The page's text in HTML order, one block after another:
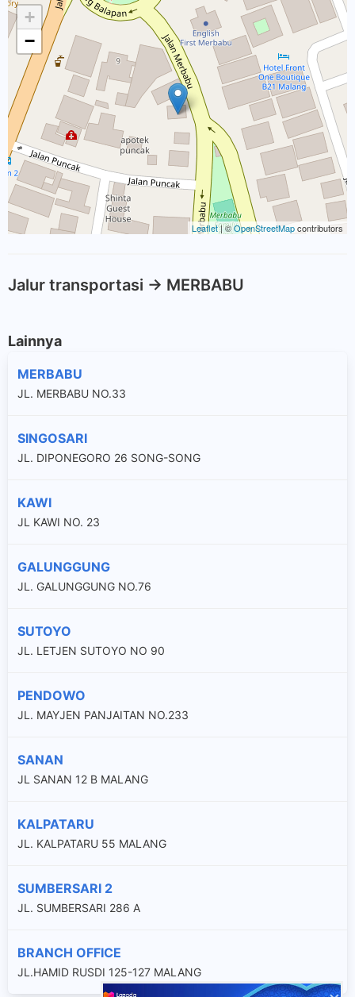
+
−
Leaflet| ©OpenStreetMapcontributors
Jalur transportasi -> MERBABU
Lainnya
MERBABU
JL. MERBABU NO.33
SINGOSARI
JL. DIPONEGORO 26 SONG-SONG
KAWI
JL KAWI NO. 23
GALUNGGUNG
JL. GALUNGGUNG NO.76
SUTOYO
JL. LETJEN SUTOYO NO 90
PENDOWO
JL. MAYJEN PANJAITAN NO.233
SANAN
JL SANAN 12 B MALANG
KALPATARU
JL. KALPATARU 55 MALANG
SUMBERSARI 2
JL. SUMBERSARI 286 A
BRANCH OFFICE
JL.HAMID RUSDI 125-127 MALANG